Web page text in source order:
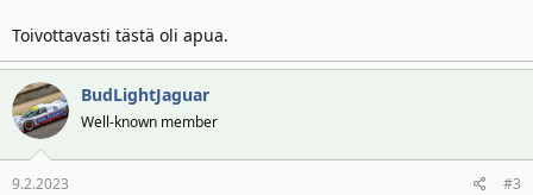
Toivottavasti tästä oli apua.
BudLightJaguar
Well-known member
9.2.2023 #3